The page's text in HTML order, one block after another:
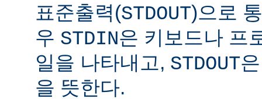
표준출력(STDOUT)으로
우 STDIN은 키보드나 프
일을 나타내고, STDOUT
을 뜻한다.